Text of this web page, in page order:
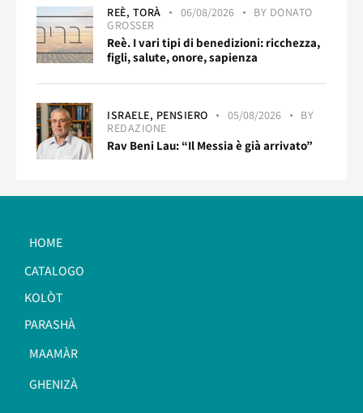
REÈ, TORÀ 06/08/2026 BY DONATO
GROSSER
Reè. I vari tipi di benedizioni: ricchezza,
figli, salute, onore, sapienza
ISRAELE, PENSIERO 05/08/2026
BY
REDAZIONE
Rav Beni Lau: “Il Messia è già arrivato”
HOME
CATALOGO
KOLÒT
PARASHÀ
MAAMÀR
GHENIZÀ